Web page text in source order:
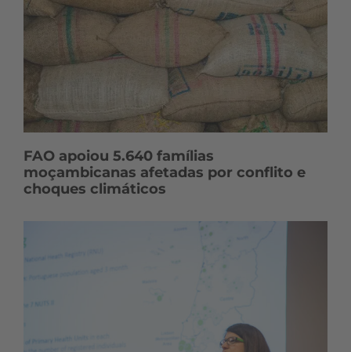
FAO apoiou 5.640 famílias
moçambicanas afetadas por conflito e
choques climáticos